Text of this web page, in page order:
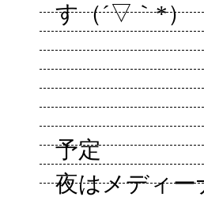
す（´▽｀*）
予定
夜はメディー